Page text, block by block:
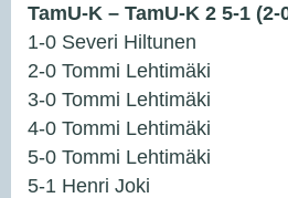
TamU-K – TamU-K 2 5-1 (2-
1-0 Severi Hiltunen
2-0 Tommi Lehtimäki
3-0 Tommi Lehtimäki
4-0 Tommi Lehtimäki
5-0 Tommi Lehtimäki
5-1 Henri Joki